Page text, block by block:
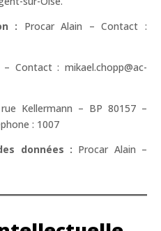
: Procar Alain – Contact :
Contact : mikael.chopp@ac-
Kellermann – BP 80157 –
: 1007
données : Procar Alain –